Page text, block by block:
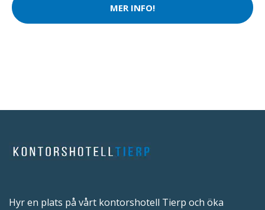
MER INFO!
Hyr en plats på vårt kontorshotell Tierp och öka